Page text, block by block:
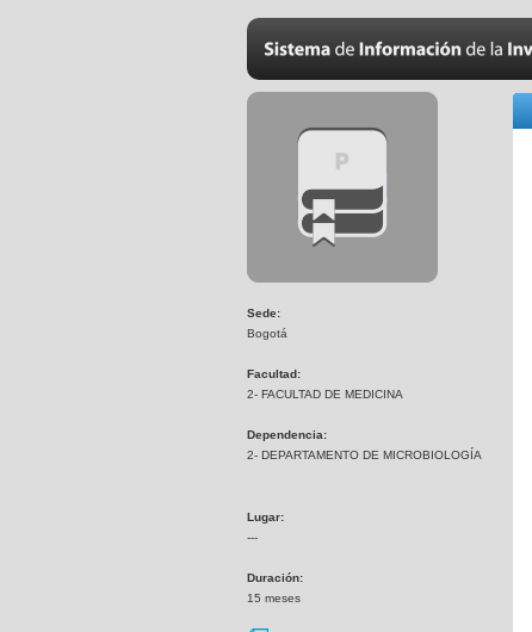
Sede:
Bogotá
Facultad:
2- FACULTAD DE MEDICINA
Dependencia:
2- DEPARTAMENTO DE MICROBIOLOGÍA
Lugar:
---
Duración:
15 meses